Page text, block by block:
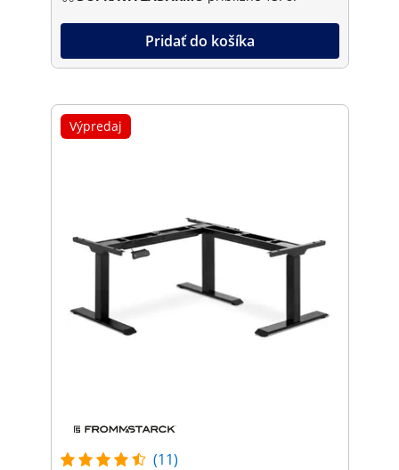
Pridať do košíka
Výpredaj
(11)